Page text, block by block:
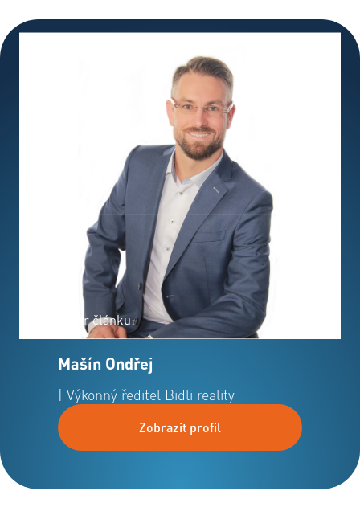
Autor článku:
Mašín Ondřej
| Výkonný ředitel Bidli reality
Zobrazit profil